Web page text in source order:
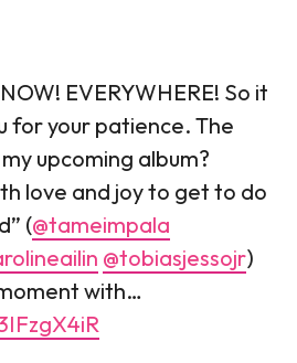
EVERYWHERE! So it
for your patience. The
upcoming album?
love and joy to get to do
(@tameimpala
@tobiasjessojr)
with…